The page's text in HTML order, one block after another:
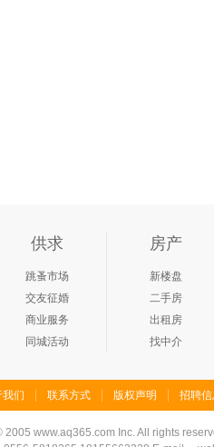
供求
跳蚤市场
交友征婚
商业服务
同城活动
房产
新楼盘
二手房
出租房
找中介
我们 联系方式 版权声明 招聘信
2005 www.aq365.com Inc. All rights